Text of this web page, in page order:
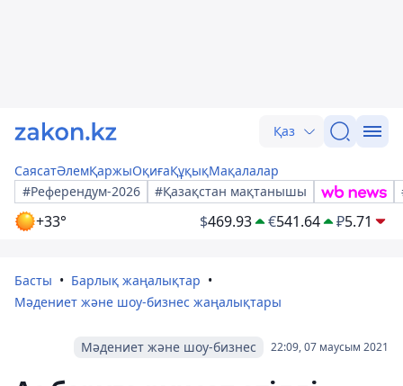
Қаз
СаясатӘлемҚаржыОқиғаҚұқықМақалалар
#Референдум-2026
#Қазақстан мақтанышы
+33° $469.93 €541.64 ₽5.71
Басты
Барлық жаңалықтар
Мәдениет және шоу-бизнес жаңалықтары
22:09, 07 маусым 2021
Мәдениет және шоу-бизнес